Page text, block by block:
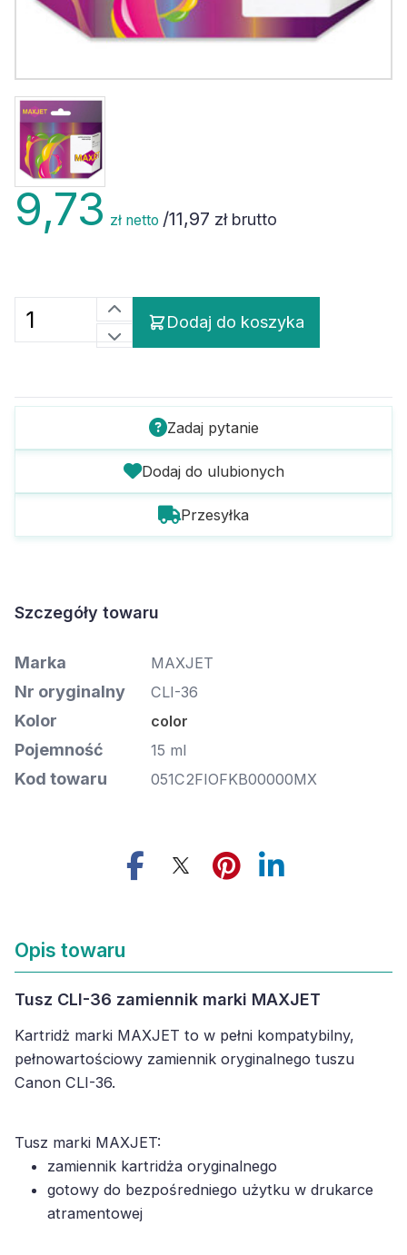
9,73 zł netto /11,97 zł brutto
Dodaj do koszyka
Zadaj pytanie
Dodaj do ulubionych
Przesyłka
Szczegóły towaru
Marka MAXJET
Nr oryginalny CLI-36
Kolor color
Pojemność 15 ml
Kod towaru 051C2FIOFKB00000MX
Opis towaru
Tusz CLI-36 zamiennik marki MAXJET
Kartridż marki MAXJET to w pełni kompatybilny,
pełnowartościowy zamiennik oryginalnego tuszu
Canon CLI-36.
Tusz marki MAXJET:
zamiennik kartridża oryginalnego
gotowy do bezpośredniego użytku w drukarce
atramentowej